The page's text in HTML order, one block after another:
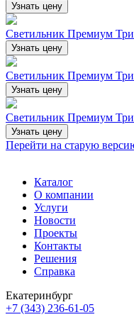
Узнать цену
Светильник Премиум
Узнать цену
Светильник Премиум
Узнать цену
Светильник Премиум
Узнать цену
Перейти на старую
Каталог
О компании
Услуги
Новости
Проекты
Контакты
Решения
Справка
Екатеринбург
+7 (343) 236-61-05